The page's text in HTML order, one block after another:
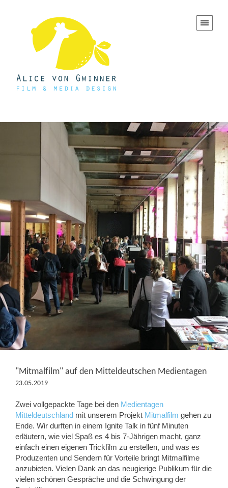
"Mitmalfilm" auf den Mitteldeutschen Medientagen
23.05.2019
Zwei vollgepackte Tage bei den Medientagen
Mitteldeutschland mit unserem Projekt Mitmalfilm gehen zu
Ende. Wir durften in einem Ignite Talk in fünf Minuten
erläutern, wie viel Spaß es 4 bis 7-Jährigen macht, ganz
einfach einen eigenen Trickfilm zu erstellen, und was es
Produzenten und Sendern für Vorteile bringt Mitmalfilme
anzubieten. Vielen Dank an das neugierige Publikum für die
vielen schönen Gespräche und die Schwingung der